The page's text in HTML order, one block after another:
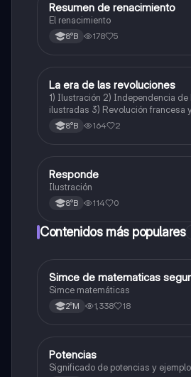
Historia, Geografía y Ciencias Sociales
Resumen de renacimiento
El renacimiento
8°B 178 5
Historia, Geografía y Ciencias Sociales
La era de las revoluciones
1) Ilustración 2) Independencia de
ilustradas 3) Revolución francesa
ilustradas (solo la parte de cómo
ls revolución francesa, no la
8°B 164 2
Historia, Geografía y Ciencias Sociales
Responde
Ilustración
8°B 114 0
Contenidos más populares
Matemáticas
Simce de matematicas
Simce matemáticas
2°M 1,338 18
Matemáticas
Potencias
Significado de potencias y